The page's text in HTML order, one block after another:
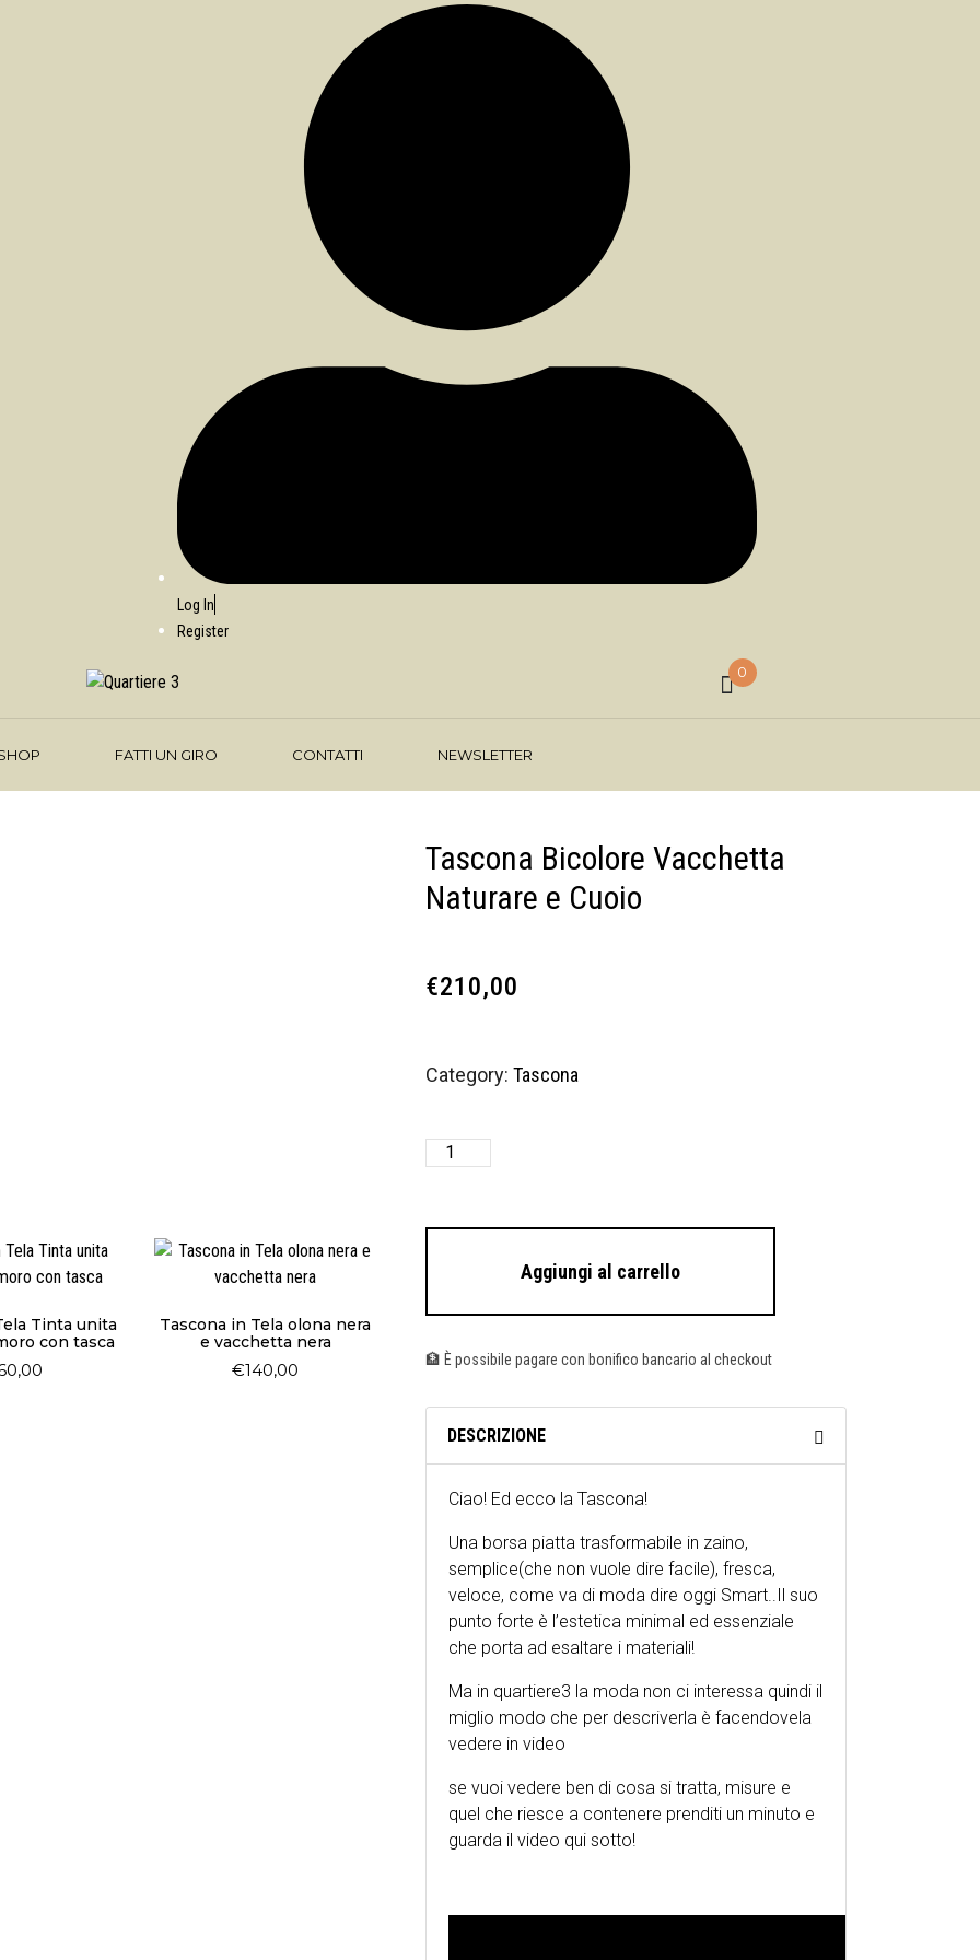
Log In
Register
0
FATTI UN GIRO CONTATTI NEWSLETTER
Tascona Bicolore Vacchetta
Naturare e Cuoio
€210,00
Category: Tascona
Aggiungi al carrello
🏦 È possibile pagare con bonifico bancario al checkout
DESCRIZIONE
Ciao! Ed ecco la Tascona!
Una borsa piatta trasformabile in zaino,
semplice(che non vuole dire facile), fresca,
veloce, come va di moda dire oggi Smart..Il suo
punto forte è l’estetica minimal ed essenziale
che porta ad esaltare i materiali!
Ma in quartiere3 la moda non ci interessa quindi il
miglio modo che per descriverla è facendovela
vedere in video
se vuoi vedere ben di cosa si tratta, misure e
quel che riesce a contenere prenditi un minuto e
guarda il video qui sotto!
Tinta unita
con tasca
Tascona in Tela olona nera
e vacchetta nera
€140,00